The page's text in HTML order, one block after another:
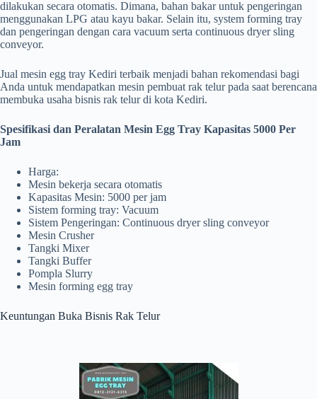
dilakukan secara otomatis. Dimana, bahan bakar untuk pengeringan
menggunakan LPG atau kayu bakar. Selain itu, system forming tray
dan pengeringan dengan cara vacuum serta continuous dryer sling
conveyor.
Jual mesin egg tray Kediri terbaik menjadi bahan rekomendasi bagi
Anda untuk mendapatkan mesin pembuat rak telur pada saat berencana
membuka usaha bisnis rak telur di kota Kediri.
Spesifikasi dan Peralatan Mesin Egg Tray Kapasitas 5000 Per
Jam
Harga:
Mesin bekerja secara otomatis
Kapasitas Mesin: 5000 per jam
Sistem forming tray: Vacuum
Sistem Pengeringan: Continuous dryer sling conveyor
Mesin Crusher
Tangki Mixer
Tangki Buffer
Pompla Slurry
Mesin forming egg tray
Keuntungan Buka Bisnis Rak Telur